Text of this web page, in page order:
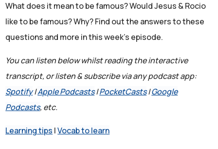
What does it mean to be famous? Would Jesus & Rocio
like to be famous? Why? Find out the answers to these
questions and more in this week's episode.
You can listen below whilst reading the interactive
transcript, or listen & subscribe via any podcast app:
Spotify|Apple Podcasts|PocketCasts|Google
Podcasts, etc.
Learning tips |Vocab to learn